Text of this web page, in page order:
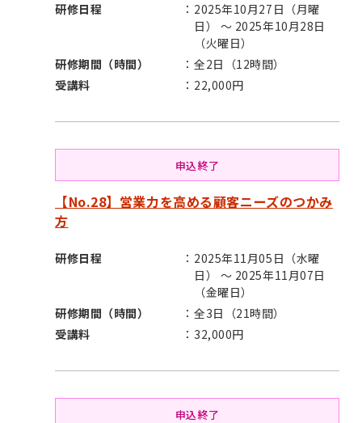
研修日程
2025年10月27日（月曜
日） ～ 2025年10月28日
（火曜日）
研修期間（時間）
全2日（12時間）
受講料
22,000円
申込終了
【No.28】営業力を高める顧客ニーズのつかみ
方
研修日程
2025年11月05日（水曜
日） ～ 2025年11月07日
（金曜日）
研修期間（時間）
全3日（21時間）
受講料
32,000円
申込終了